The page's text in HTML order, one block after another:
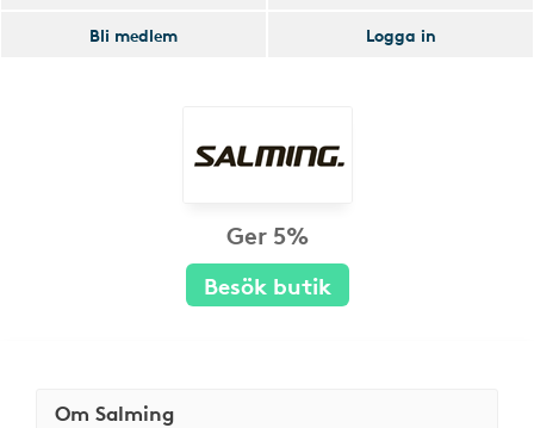
Bli medlem
Logga in
Ger 5%
Besök butik
Om Salming